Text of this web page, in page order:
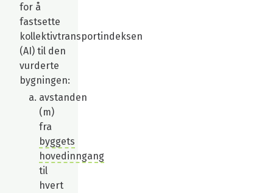
for å
fastsette
kollektivtransportindeksen
(AI) til den
vurderte
bygningen:
avstanden
(m)
fra
byggets
hovedinngang
til
hvert